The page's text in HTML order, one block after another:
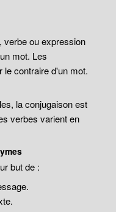
verbe ou expression
mot. Les
contraire d'un mot.
la conjugaison est
verbes varient en
but de :